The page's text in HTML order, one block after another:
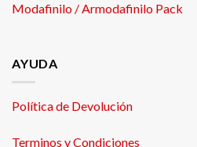
Modafinilo / Armodafinilo Pack
AYUDA
Política de Devolución
Terminos y Condiciones